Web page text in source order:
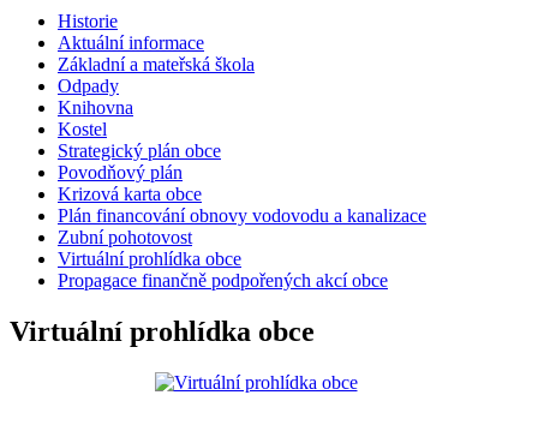
Historie
Aktuální informace
Základní a mateřská škola
Odpady
Knihovna
Kostel
Strategický plán obce
Povodňový plán
Krizová karta obce
Plán financování obnovy vodovodu a kanalizace
Zubní pohotovost
Virtuální prohlídka obce
Propagace finančně podpořených akcí obce
Virtuální prohlídka obce